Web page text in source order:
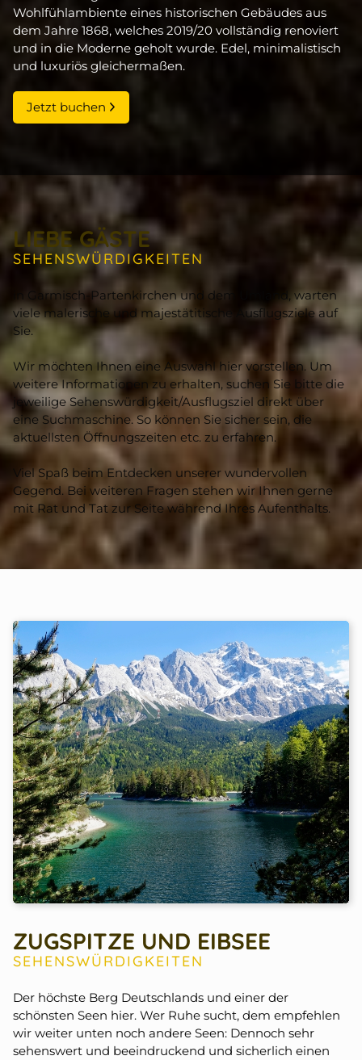
Wohlfühlambiente eines historischen Gebäudes aus
dem Jahre 1868, welches 2019/20 vollständig renoviert
und in die Moderne geholt wurde. Edel, minimalistisch
und luxuriös gleichermaßen.
Jetzt buchen
LIEBE GÄSTE
SEHENSWÜRDIGKEITEN
in Garmisch-Partenkirchen und dem Umland, warten
viele malerische und majestätitische Ausflugsziele auf
Sie.
Wir möchten Ihnen eine Auswahl hier vorstellen. Um
weitere Informationen zu erhalten, suchen Sie bitte die
jeweilige Sehenswürdigkeit/Ausflugsziel direkt über
eine Suchmaschine. So können Sie sicher sein, die
aktuellsten Öffnungszeiten etc. zu erfahren.
Viel Spaß beim Entdecken unserer wundervollen
Gegend. Bei weiteren Fragen stehen wir Ihnen gerne
mit Rat und Tat zur Seite während Ihres Aufenthalts.
ZUGSPITZE UND EIBSEE
SEHENSWÜRDIGKEITEN
Der höchste Berg Deutschlands und einer der
schönsten Seen hier. Wer Ruhe sucht, dem empfehlen
wir weiter unten noch andere Seen: Dennoch sehr
sehenswert und beeindruckend und sicherlich einen